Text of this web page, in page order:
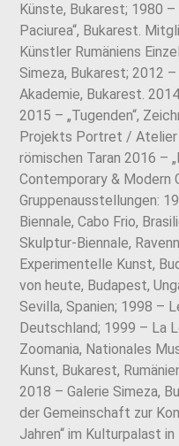
Künste, Bukarest; 1980
Paciurea“, Bukarest.
Künstler Rumäniens
Simeza, Bukarest; 2012
Akademie, Bukarest.
2015 – „Tugenden“,
Projekts Portret / Atelier
römischen Taran 2016 –
Contemporary & Modern
Gruppenausstellungen:
Biennale, Cabo Frio,
Skulptur-Biennale,
Experimentelle Kunst,
von heute, Budapest,
Sevilla, Spanien; 1998 –
Deutschland; 1999 – La
Zoomania, Nationales
Kunst, Bukarest,
2018 – Galerie Simeza,
der Gemeinschaft zur
Jahren“ im Kulturpalast